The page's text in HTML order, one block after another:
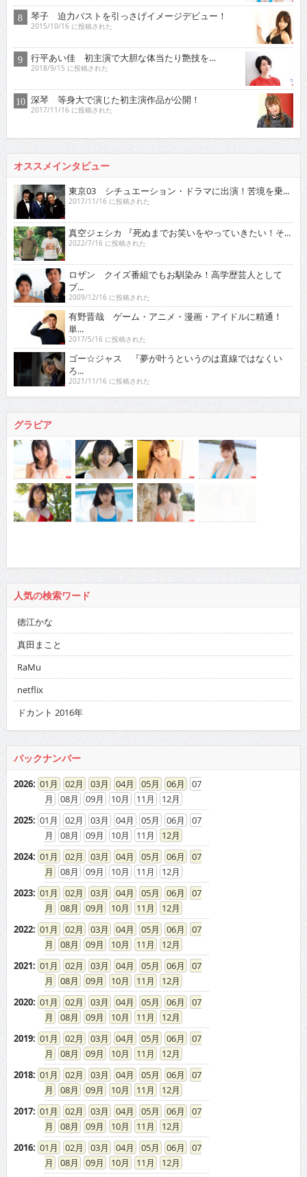
琴子 迫力バストを引っさげイメージデビュー！
2015/10/16 に投稿された
行平あい佳 初主演で大胆な体当たり艶技を…
2018/9/15 に投稿された
深琴 等身大で演じた初主演作品が公開！
2017/11/16 に投稿された
オススメインタビュー
東京03 シチュエーション・ドラマに出演！苦境を乗...
2017/11/16 に投稿された
真空ジェシカ 『死ぬまでお笑いをやっていきたい！そ...
2022/7/16 に投稿された
ロザン クイズ番組でもお馴染み！高学歴芸人として
ブ...
2009/12/16 に投稿された
有野晋哉 ゲーム・アニメ・漫画・アイドルに精通！
単...
2017/5/16 に投稿された
ゴー☆ジャス 『夢が叶うというのは直線ではなくい
ろ...
2021/11/16 に投稿された
グラビア
人気の検索ワード
徳江かな
真田まこと
RaMu
netflix
ドカント 2016年
バックナンバー
2026: 01 02 03 04 05 06
07
08
09 10 11
12
2025: 01 02 03 04 05 06
07
08
09 10 11
12
2024: 01 02 03 04 05 06
07
08
09 10 11
12
2023: 01 02 03 04 05 06
07
08
09 10 11
12
2022: 01 02 03 04 05 06
07
08
09 10 11
12
2021: 01 02 03 04 05 06
07
08
09 10 11
12
2020: 01 02 03 04 05 06
07
08
09 10 11
12
2019: 01 02 03 04 05 06
07
08
09 10 11
12
2018: 01 02 03 04 05 06
07
08
09 10 11
12
2017: 01 02 03 04 05 06
07
08
09 10 11
12
2016: 01 02 03 04 05 06
07
08
09 10 11
12